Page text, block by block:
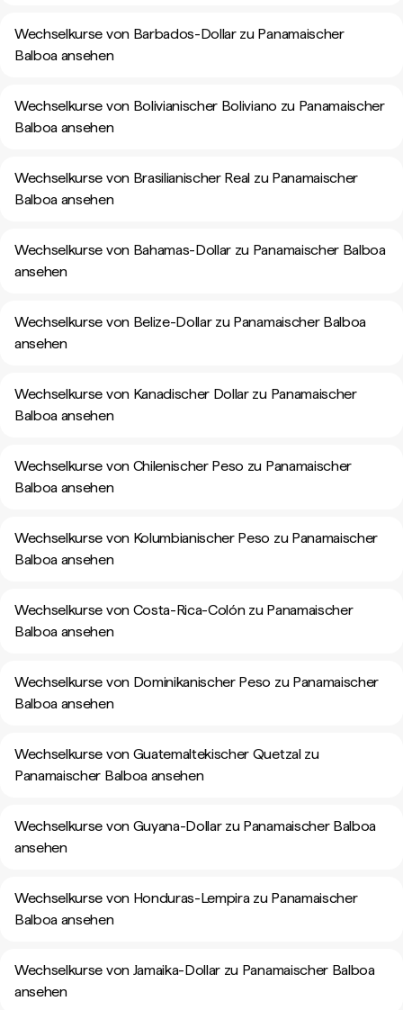
Wechselkurse von Barbados-Dollar zu Panamaischer
Balboa ansehen
Wechselkurse von Bolivianischer Boliviano zu Panamaischer
Balboa ansehen
Wechselkurse von Brasilianischer Real zu Panamaischer
Balboa ansehen
Wechselkurse von Bahamas-Dollar zu Panamaischer Balboa
ansehen
Wechselkurse von Belize-Dollar zu Panamaischer Balboa
ansehen
Wechselkurse von Kanadischer Dollar zu Panamaischer
Balboa ansehen
Wechselkurse von Chilenischer Peso zu Panamaischer
Balboa ansehen
Wechselkurse von Kolumbianischer Peso zu Panamaischer
Balboa ansehen
Wechselkurse von Costa-Rica-Colón zu Panamaischer
Balboa ansehen
Wechselkurse von Dominikanischer Peso zu Panamaischer
Balboa ansehen
Wechselkurse von Guatemaltekischer Quetzal zu
Panamaischer Balboa ansehen
Wechselkurse von Guyana-Dollar zu Panamaischer Balboa
ansehen
Wechselkurse von Honduras-Lempira zu Panamaischer
Balboa ansehen
Wechselkurse von Jamaika-Dollar zu Panamaischer Balboa
ansehen